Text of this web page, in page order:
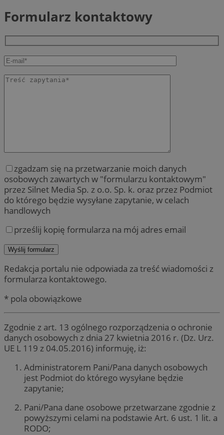
Formularz kontaktowy
zgadzam się na przetwarzanie moich danych
osobowych zawartych w "formularzu kontaktowym"
przez Silnet Media Sp. z o.o. Sp. k. oraz przez Podmiot
do którego będzie wysyłane zapytanie, w celach
handlowych
prześlij kopię formularza na mój adres email
Redakcja portalu nie odpowiada za treść wiadomości z
formularza kontaktowego.
* pola obowiązkowe
Zgodnie z art. 13 ogólnego rozporządzenia o ochronie
danych osobowych z dnia 27 kwietnia 2016 r. (Dz. Urz.
UE L 119 z 04.05.2016) informuję, iż:
Administratorem Pani/Pana danych osobowych
jest Podmiot do którego wysyłane będzie
zapytanie;
Pani/Pana dane osobowe przetwarzane zgodnie z
powyższymi celami na podstawie Art. 6 ust. 1 lit. a
RODO;